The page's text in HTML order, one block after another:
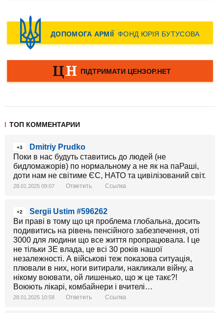
ТОП КОММЕНТАРИИ
+3
Dmitriy Prudko
Поки в нас будуть ставитись до людей (не
бидломажорів) по нормальному а не як на паРаші,
доти нам не світиме ЄС, НАТО та цивілізований світ.
28.01.2025 09:07 Ответить Ссылка
+2
Sergii Ustim #596262
Ви праві в тому що ця проблема глобальна, досить
подивитись на рівень пенсійного забезпечення, оті
3000 для людини що все життя пропрацювала. І це
не тільки ЗЕ влада, це всі 30 років нашої
незалежності. А військові теж показова ситуація,
плювали в них, ноги витирали, накликали війну, а
нікому воювати, ой лишенько, що ж це такє?!
Воюють лікарі, комбайнери і вчителі…
28.01.2025 10:58 Ответить Ссылка